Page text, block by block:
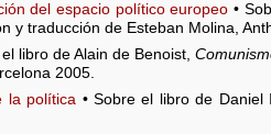
del espacio político europeo •
y traducción de Esteban Molina,
el libro de Alain de Benoist,
2005.
la política • Sobre el libro de Daniel